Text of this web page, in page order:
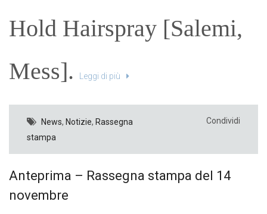
Hold Hairspray [Salemi,
Mess].
Leggi di più
News, Notizie, Rassegna
stampa
Condividi
Anteprima – Rassegna stampa del 14
novembre